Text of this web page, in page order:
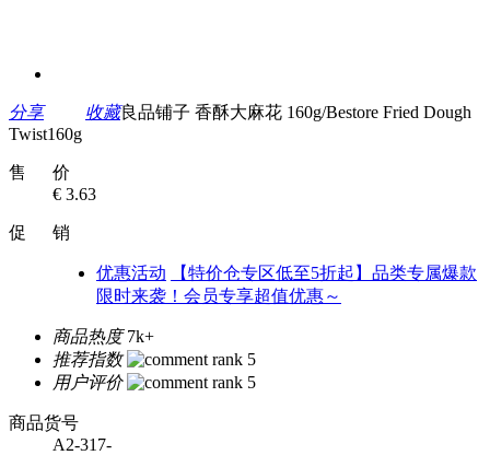
分享 收藏良品铺子 香酥大麻花 160g/Bestore Fried Dough
Twist160g
售 价
€ 3.63
促 销
优惠活动
【特价仓专区低至5折起】品类专属爆款
限时来袭！会员专享超值优惠～
商品热度 7k+
推荐指数
用户评价
商品货号
A2-317-